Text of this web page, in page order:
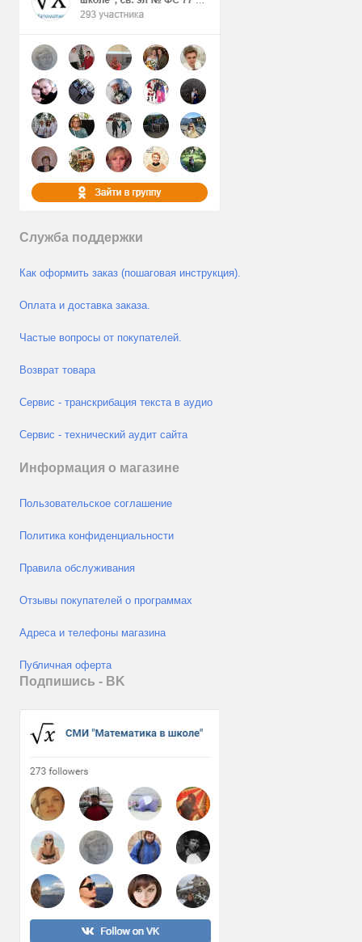
Служба поддержки
Как оформить заказ (пошаговая инструкция).
Оплата и доставка заказа.
Частые вопросы от покупателей.
Возврат товара
Сервис - транскрибация текста в аудио
Сервис - технический аудит сайта
Информация о магазине
Пользовательское соглашение
Политика конфиденциальности
Правила обслуживания
Отзывы покупателей о программах
Адреса и телефоны магазина
Публичная оферта
Подпишись - ВK